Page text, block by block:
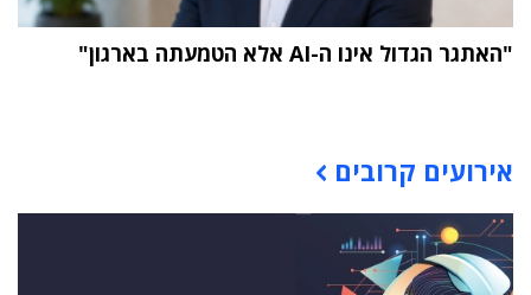
"האתגר הגדול אינו ה-AI אלא הטמעתה בארגון"
אירועים קרובים